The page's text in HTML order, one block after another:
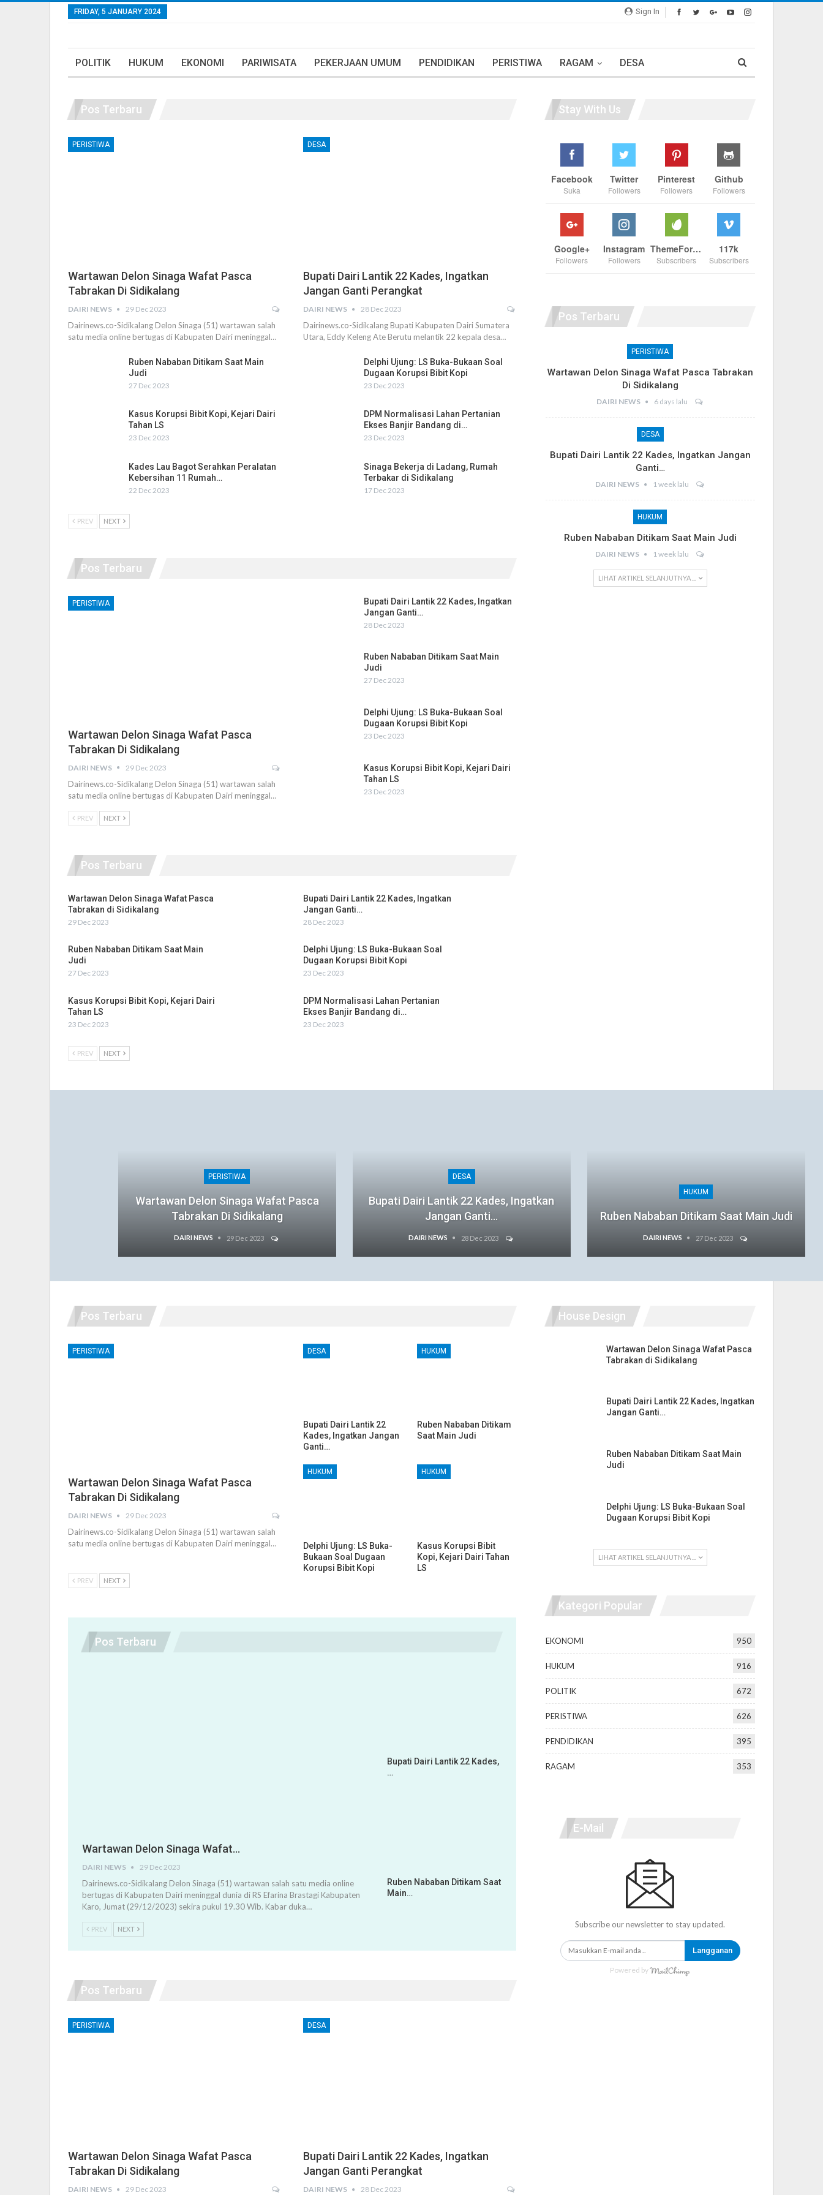
Sign In
FRIDAY, 5 JANUARY 2024
POLITIK HUKUM EKONOMI PARIWISATA PEKERJAAN UMUM PENDIDIKAN PERISTIWA RAGAM DESA
Pos Terbaru
PERISTIWA
Wartawan Delon Sinaga Wafat Pasca
Tabrakan Di Sidikalang
DAIRI NEWS 29 Dec 2023
Dairinews.co-Sidikalang Delon Sinaga (51) wartawan salah
satu media online bertugas di Kabupaten Dairi meninggal…
DESA
Bupati Dairi Lantik 22 Kades, Ingatkan
Jangan Ganti Perangkat
DAIRI NEWS 28 Dec 2023
Dairinews.co-Sidikalang Bupati Kabupaten Dairi Sumatera
Utara, Eddy Keleng Ate Berutu melantik 22 kepala desa…
Ruben Nababan Ditikam Saat Main
Judi
27 Dec 2023
Delphi Ujung: LS Buka-Bukaan Soal
Dugaan Korupsi Bibit Kopi
23 Dec 2023
Kasus Korupsi Bibit Kopi, Kejari Dairi
Tahan LS
23 Dec 2023
DPM Normalisasi Lahan Pertanian
Ekses Banjir Bandang di…
23 Dec 2023
Kades Lau Bagot Serahkan Peralatan
Kebersihan 11 Rumah…
22 Dec 2023
Sinaga Bekerja di Ladang, Rumah
Terbakar di Sidikalang
17 Dec 2023
PREV NEXT
Pos Terbaru
PERISTIWA
Wartawan Delon Sinaga Wafat Pasca
Tabrakan Di Sidikalang
DAIRI NEWS 29 Dec 2023
Dairinews.co-Sidikalang Delon Sinaga (51) wartawan salah
satu media online bertugas di Kabupaten Dairi meninggal…
Bupati Dairi Lantik 22 Kades, Ingatkan
Jangan Ganti…
28 Dec 2023
Ruben Nababan Ditikam Saat Main
Judi
27 Dec 2023
Delphi Ujung: LS Buka-Bukaan Soal
Dugaan Korupsi Bibit Kopi
23 Dec 2023
Kasus Korupsi Bibit Kopi, Kejari Dairi
Tahan LS
23 Dec 2023
PREV NEXT
Pos Terbaru
Wartawan Delon Sinaga Wafat Pasca
Tabrakan di Sidikalang
29 Dec 2023
Bupati Dairi Lantik 22 Kades, Ingatkan
Jangan Ganti…
28 Dec 2023
Ruben Nababan Ditikam Saat Main
Judi
27 Dec 2023
Delphi Ujung: LS Buka-Bukaan Soal
Dugaan Korupsi Bibit Kopi
23 Dec 2023
Kasus Korupsi Bibit Kopi, Kejari Dairi
Tahan LS
23 Dec 2023
DPM Normalisasi Lahan Pertanian
Ekses Banjir Bandang di…
23 Dec 2023
PREV NEXT
Stay With Us
Facebook
Suka
Twitter
Followers
Pinterest
Followers
Github
Followers
Google+
Followers
Instagram
Followers
ThemeForest
Subscribers
117k
Subscribers
Pos Terbaru
PERISTIWA
Wartawan Delon Sinaga Wafat Pasca Tabrakan
Di Sidikalang
DAIRI NEWS 6 days lalu
DESA
Bupati Dairi Lantik 22 Kades, Ingatkan Jangan
Ganti…
DAIRI NEWS 1 week lalu
HUKUM
Ruben Nababan Ditikam Saat Main Judi
DAIRI NEWS 1 week lalu
LIHAT ARTIKEL SELANJUTNYA ...
PERISTIWA
Wartawan Delon Sinaga Wafat Pasca
Tabrakan Di Sidikalang
DAIRI NEWS 29 Dec 2023
DESA
Bupati Dairi Lantik 22 Kades, Ingatkan
Jangan Ganti…
DAIRI NEWS 28 Dec 2023
HUKUM
Ruben Nababan Ditikam Saat Main Judi
DAIRI NEWS 27 Dec 2023
Pos Terbaru
PERISTIWA
Wartawan Delon Sinaga Wafat Pasca
Tabrakan Di Sidikalang
DAIRI NEWS 29 Dec 2023
Dairinews.co-Sidikalang Delon Sinaga (51) wartawan salah
satu media online bertugas di Kabupaten Dairi meninggal…
DESA
Bupati Dairi Lantik 22
Kades, Ingatkan Jangan
Ganti…
HUKUM
Ruben Nababan Ditikam
Saat Main Judi
HUKUM
Delphi Ujung: LS Buka-
Bukaan Soal Dugaan
Korupsi Bibit Kopi
HUKUM
Kasus Korupsi Bibit
Kopi, Kejari Dairi Tahan
LS
PREV NEXT
Pos Terbaru
Wartawan Delon Sinaga Wafat…
DAIRI NEWS 29 Dec 2023
Dairinews.co-Sidikalang Delon Sinaga (51) wartawan salah satu media online
bertugas di Kabupaten Dairi meninggal dunia di RS Efarina Brastagi Kabupaten
Karo, Jumat (29/12/2023) sekira pukul 19.30 Wib. Kabar duka…
Bupati Dairi Lantik 22 Kades,
…
Ruben Nababan Ditikam Saat
Main…
PREV NEXT
Pos Terbaru
PERISTIWA
Wartawan Delon Sinaga Wafat Pasca
Tabrakan Di Sidikalang
DAIRI NEWS 29 Dec 2023
DESA
Bupati Dairi Lantik 22 Kades, Ingatkan
Jangan Ganti Perangkat
DAIRI NEWS 28 Dec 2023
House Design
Wartawan Delon Sinaga Wafat Pasca
Tabrakan di Sidikalang
Bupati Dairi Lantik 22 Kades, Ingatkan
Jangan Ganti…
Ruben Nababan Ditikam Saat Main
Judi
Delphi Ujung: LS Buka-Bukaan Soal
Dugaan Korupsi Bibit Kopi
LIHAT ARTIKEL SELANJUTNYA ...
Kategori Popular
EKONOMI 950
HUKUM 916
POLITIK 672
PERISTIWA 626
PENDIDIKAN 395
RAGAM 353
E-Mail
Subscribe our newsletter to stay updated.
Langganan
Powered by